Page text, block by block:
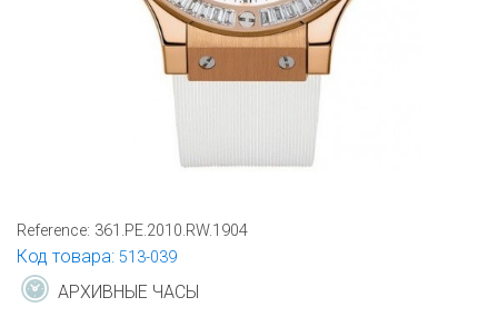
Reference: 361.PE.2010.RW.1904
Код товара: 513-039
АРХИВНЫЕ ЧАСЫ